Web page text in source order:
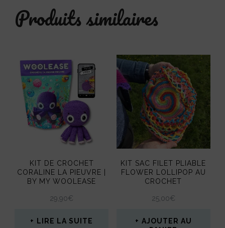
plusieurs
variations.
options
peuvent
être
choisies
sur
la
page
du
Produits similaires
KIT DE CROCHET
CORALINE LA PIEUVRE |
BY MY WOOLEASE
29,90€
LIRE LA SUITE
KIT SAC FILET PLIABLE
FLOWER LOLLIPOP AU
CROCHET
25,00€
AJOUTER AU